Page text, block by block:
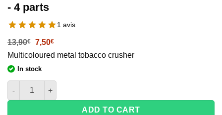
- 4 parts
1 avis
13,90€
Le
initial
était :
13,90€.
7,50€Le
actuel
Multicoloured metal tobacco crusher
In stock
Rainbow Diamond Metal Grinder 51 mm - 4 parts
ADD TO CART